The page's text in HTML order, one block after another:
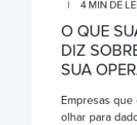
4MIN DE
O QUE
DIZ
SUA
Empresas
olhar para